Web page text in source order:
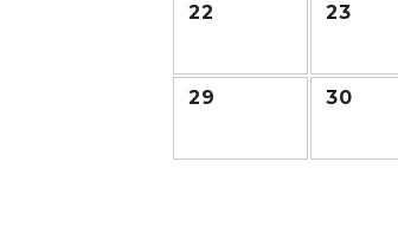
22 23
29 30